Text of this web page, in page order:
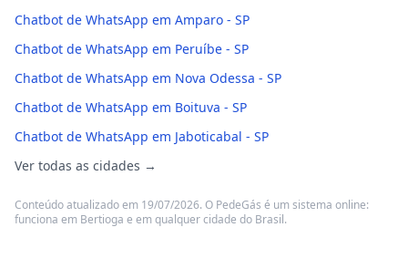
Chatbot de WhatsApp em Amparo - SP
Chatbot de WhatsApp em Peruíbe - SP
Chatbot de WhatsApp em Nova Odessa - SP
Chatbot de WhatsApp em Boituva - SP
Chatbot de WhatsApp em Jaboticabal - SP
Ver todas as cidades →
Conteúdo atualizado em 19/07/2026. O PedeGás é um sistema online:
funciona em Bertioga e em qualquer cidade do Brasil.